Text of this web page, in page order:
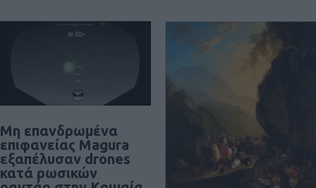
Μη επανδρωμένα
επιφανείας Magura
εξαπέλυσαν drones
κατά ρωσικών